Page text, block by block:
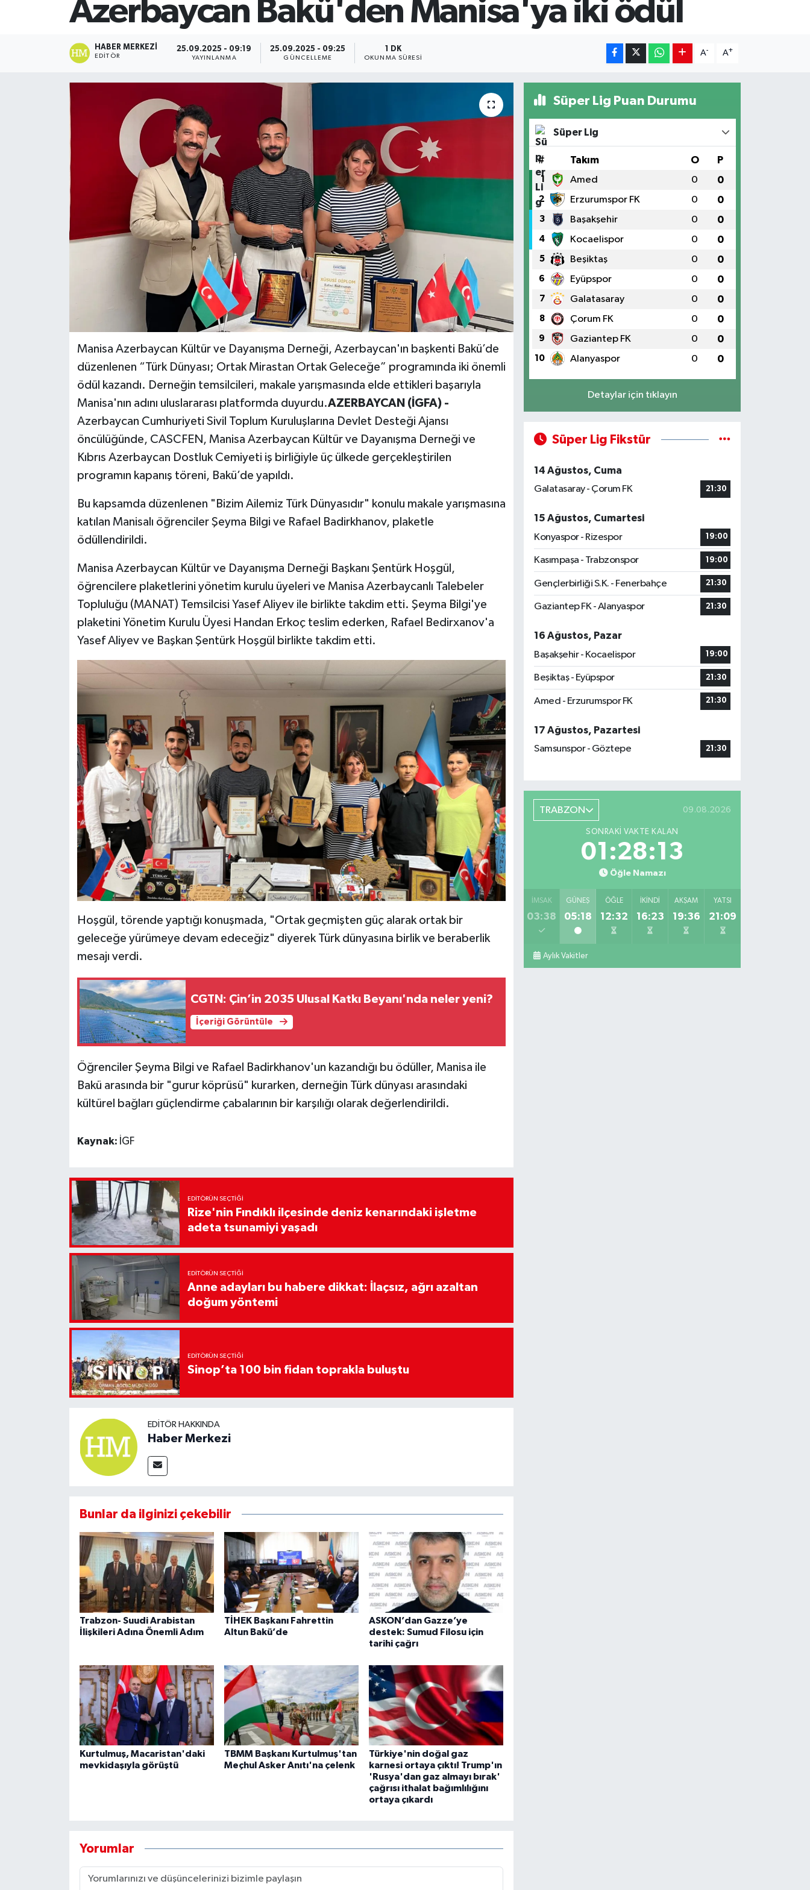
Azerbaycan Bakü'den Manisa'ya iki ödül
HABER MERKEZI
EDITÖR
25.09.2025 - 09:19
YAYINLANMA
25.09.2025 - 09:25
GÜNCELLEME
1 DK
OKUNMA SÜRESI
A- A+
Manisa Azerbaycan Kültür ve Dayanışma Derneği, Azerbaycan'ın başkenti Bakü’de
düzenlenen “Türk Dünyası; Ortak Mirastan Ortak Geleceğe” programında iki önemli
ödül kazandı. Derneğin temsilcileri, makale yarışmasında elde ettikleri başarıyla
Manisa'nın adını uluslararası platformda duyurdu.AZERBAYCAN (İGFA) -
Azerbaycan Cumhuriyeti Sivil Toplum Kuruluşlarına Devlet Desteği Ajansı
öncülüğünde, CASCFEN, Manisa Azerbaycan Kültür ve Dayanışma Derneği ve
Kıbrıs Azerbaycan Dostluk Cemiyeti iş birliğiyle üç ülkede gerçekleştirilen
programın kapanış töreni, Bakü’de yapıldı.
Bu kapsamda düzenlenen "Bizim Ailemiz Türk Dünyasıdır" konulu makale yarışmasına
katılan Manisalı öğrenciler Şeyma Bilgi ve Rafael Badirkhanov, plaketle
ödüllendirildi.
Manisa Azerbaycan Kültür ve Dayanışma Derneği Başkanı Şentürk Hoşgül,
öğrencilere plaketlerini yönetim kurulu üyeleri ve Manisa Azerbaycanlı Talebeler
Topluluğu (MANAT) Temsilcisi Yasef Aliyev ile birlikte takdim etti. Şeyma Bilgi'ye
plaketini Yönetim Kurulu Üyesi Handan Erkoç teslim ederken, Rafael Bedirxanov'a
Yasef Aliyev ve Başkan Şentürk Hoşgül birlikte takdim etti.
Hoşgül, törende yaptığı konuşmada, "Ortak geçmişten güç alarak ortak bir
geleceğe yürümeye devam edeceğiz" diyerek Türk dünyasına birlik ve beraberlik
mesajı verdi.
CGTN: Çin’in 2035 Ulusal Katkı Beyanı'nda neler yeni?
İçeriği Görüntüle
Öğrenciler Şeyma Bilgi ve Rafael Badirkhanov'un kazandığı bu ödüller, Manisa ile
Bakü arasında bir "gurur köprüsü" kurarken, derneğin Türk dünyası arasındaki
kültürel bağları güçlendirme çabalarının bir karşılığı olarak değerlendirildi.
Kaynak: İGF
EDITÖRÜN SEÇTIĞI
Rize'nin Fındıklı ilçesinde deniz kenarındaki işletme
adeta tsunamiyi yaşadı
EDITÖRÜN SEÇTIĞI
Anne adayları bu habere dikkat: İlaçsız, ağrı azaltan
doğum yöntemi
EDITÖRÜN SEÇTIĞI
Sinop’ta 100 bin fidan toprakla buluştu
EDITÖR HAKKINDA
Haber Merkezi
Bunlar da ilginizi çekebilir
Trabzon- Suudi Arabistan
İlişkileri Adına Önemli Adım
TİHEK Başkanı Fahrettin
Altun Bakü’de
ASKON’dan Gazze’ye
destek: Sumud Filosu için
tarihi çağrı
Kurtulmuş, Macaristan'daki
mevkidaşıyla görüştü
TBMM Başkanı Kurtulmuş'tan
Meçhul Asker Anıtı'na çelenk
Türkiye'nin doğal gaz
karnesi ortaya çıktı! Trump'ın
'Rusya'dan gaz almayı bırak'
çağrısı ithalat bağımlılığını
ortaya çıkardı
Yorumlar
Süper Lig Puan Durumu
Süper Lig
# Takım O P
1 Amed 0 0
2 Erzurumspor FK 0 0
3 Başakşehir 0 0
4 Kocaelispor 0 0
5 Beşiktaş 0 0
6 Eyüpspor 0 0
7 Galatasaray 0 0
8 Çorum FK 0 0
9 Gaziantep FK 0 0
10 Alanyaspor 0 0
Detaylar için tıklayın
Süper Lig Fikstür
14 Ağustos, Cuma
Galatasaray - Çorum FK
21:30
15 Ağustos, Cumartesi
Konyaspor - Rizespor
19:00
Kasımpaşa - Trabzonspor 19:00
Gençlerbirliği S.K. - Fenerbahçe 21:30
Gaziantep FK - Alanyaspor 21:30
16 Ağustos, Pazar
Başakşehir - Kocaelispor
19:00
Beşiktaş - Eyüpspor 21:30
Amed - Erzurumspor FK 21:30
17 Ağustos, Pazartesi
Samsunspor - Göztepe
21:30
TRABZON 09.08.2026
SONRAKI VAKTE KALAN
01:28:12
Öğle Namazı
İMSAK
03:38
GÜNEŞ
05:18
ÖĞLE
12:32
İKINDI
16:23
AKŞAM
19:36
YATSI
21:09
Aylık Vakitler
SİYASET
Teknoloji
TRABZON
TRABZONSPOR